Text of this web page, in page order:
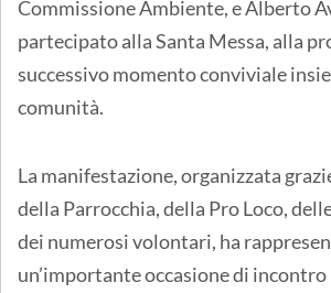
Commissione Ambiente, e Alberto
partecipato alla Santa Messa, alla
successivo momento conviviale
comunità.
La manifestazione, organizzata
della Parrocchia, della Pro Loco,
dei numerosi volontari, ha
un’importante occasione di incontro